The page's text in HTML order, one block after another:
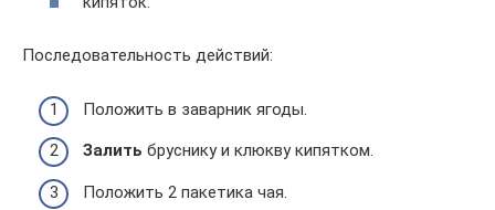
Последовательность действий:
Положить в заварник ягоды.
Залить бруснику и клюкву кипятком.
Положить 2 пакетика чая.